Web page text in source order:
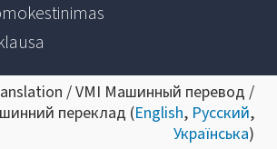
/ VMI Машинный перевод /
переклад (English, Русский,
Українська)